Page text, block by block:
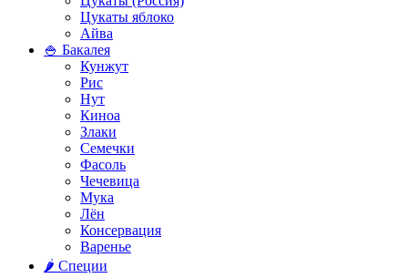
Цукаты яблоко
Айва
🍚 Бакалея
Кунжут
Рис
Нут
Киноа
Злаки
Семечки
Фасоль
Чечевица
Мука
Лён
Консервация
Варенье
🌶️ Специи